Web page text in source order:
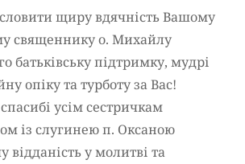
щиру вдячність Вашому
священнику о. Михайлу
батьківську підтримку, мудрі
опіку та турботу за Вас!
усім сестричкам
із слугинею п. Оксаною
відданість у молитві та